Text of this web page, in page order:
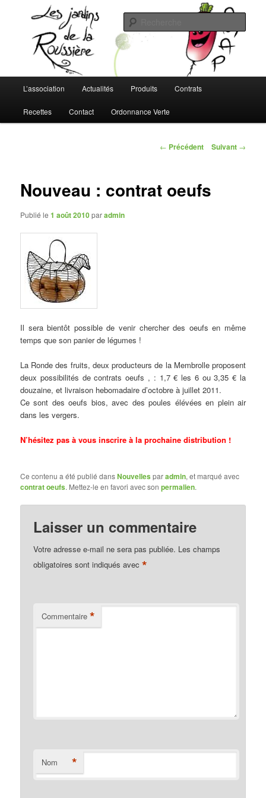
Les Jardins de la Roussière
L'AMAP de Montreuil-Juigné !
principal
L’association Actualités Produits Contrats
Recettes Contact Ordonnance Verte
Navigation
← Précédent Suivant →
Nouveau : contrat oeufs
Publié le1 août 2010paradmin
Il sera bientôt possible de venir chercher des oeufs en même
temps que son panier de légumes !
La Ronde des fruits, deux producteurs de la Membrolle proposent
deux possibilités de contrats oeufs , : 1,7 € les 6 ou 3,35 € la
douzaine, et livraison hebomadaire d’octobre à juillet 2011.
Ce sont des oeufs bios, avec des poules élévées en plein air
dans les vergers.
N’hésitez pas à vous inscrire à la prochaine distribution !
Ce contenu a été publié dansNouvellesparadmin, et marqué avec
contrat oeufs. Mettez-le en favori avec sonpermalien.
Laisser un commentaire
Votre adresse e-mail ne sera pas publiée. Les champs
obligatoires sont indiqués avec*
Commentaire *
Nom *